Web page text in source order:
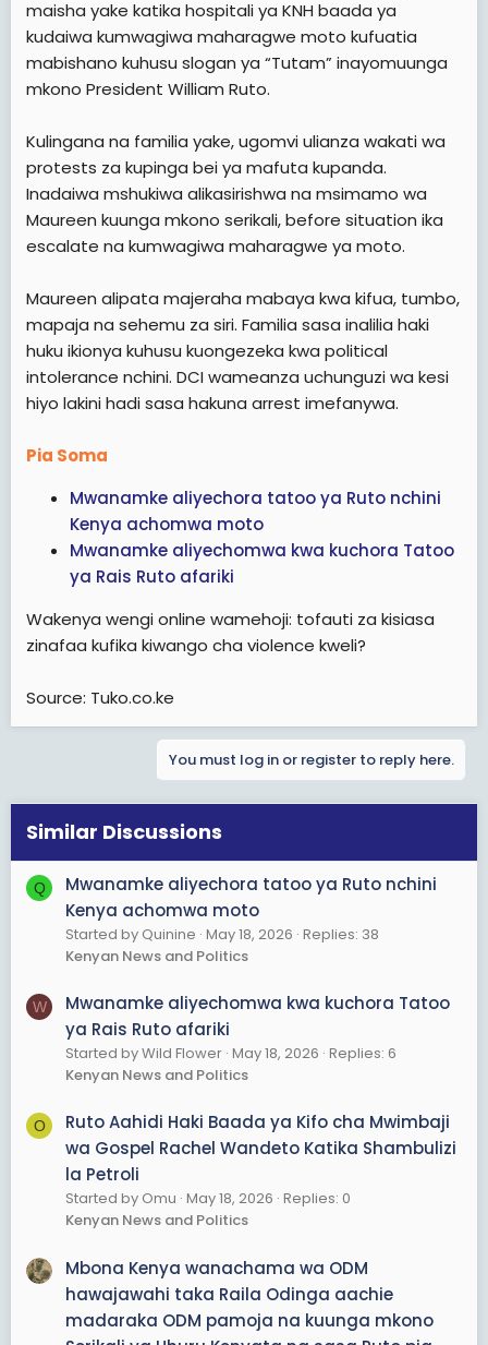
maisha yake katika hospitali ya KNH baada ya
kudaiwa kumwagiwa maharagwe moto kufuatia
mabishano kuhusu slogan ya “Tutam” inayomuunga
mkono President William Ruto.
Kulingana na familia yake, ugomvi ulianza wakati wa
protests za kupinga bei ya mafuta kupanda.
Inadaiwa mshukiwa alikasirishwa na msimamo wa
Maureen kuunga mkono serikali, before situation ika
escalate na kumwagiwa maharagwe ya moto.
Maureen alipata majeraha mabaya kwa kifua, tumbo,
mapaja na sehemu za siri. Familia sasa inalilia haki
huku ikionya kuhusu kuongezeka kwa political
intolerance nchini. DCI wameanza uchunguzi wa kesi
hiyo lakini hadi sasa hakuna arrest imefanywa.
Pia Soma
Mwanamke aliyechora tatoo ya Ruto nchini
Kenya achomwa moto
Mwanamke aliyechomwa kwa kuchora Tatoo
ya Rais Ruto afariki
Wakenya wengi online wamehoji: tofauti za kisiasa
zinafaa kufika kiwango cha violence kweli?
Source: Tuko.co.ke
You must log in or register to reply here.
Similar Discussions
Q
Mwanamke aliyechora tatoo ya Ruto nchini
Kenya achomwa moto
Started by Quinine May 18, 2026 Replies: 38
Kenyan News and Politics
W
Mwanamke aliyechomwa kwa kuchora Tatoo
ya Rais Ruto afariki
Started by Wild Flower May 18, 2026 Replies: 6
Kenyan News and Politics
O
Ruto Aahidi Haki Baada ya Kifo cha Mwimbaji
wa Gospel Rachel Wandeto Katika Shambulizi
la Petroli
Started by Omu May 18, 2026 Replies: 0
Kenyan News and Politics
Mbona Kenya wanachama wa ODM
hawajawahi taka Raila Odinga aachie
madaraka ODM pamoja na kuunga mkono